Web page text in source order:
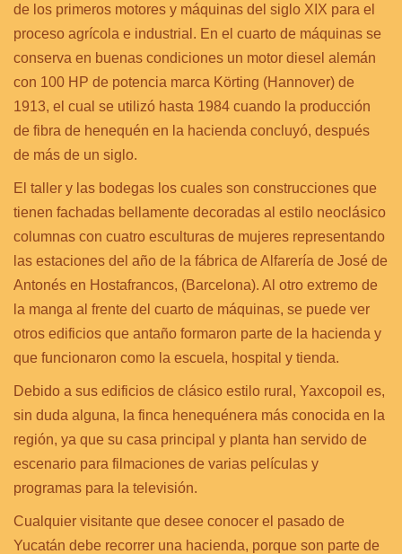
de los primeros motores y máquinas del siglo XIX para el
proceso agrícola e industrial. En el cuarto de máquinas se
conserva en buenas condiciones un motor diesel alemán
con 100 HP de potencia marca Körting (Hannover) de
1913, el cual se utilizó hasta 1984 cuando la producción
de fibra de henequén en la hacienda concluyó, después
de más de un siglo.
El taller y las bodegas los cuales son construcciones que
tienen fachadas bellamente decoradas al estilo neoclásico
columnas con cuatro esculturas de mujeres representando
las estaciones del año de la fábrica de Alfarería de José de
Antonés en Hostafrancos, (Barcelona). Al otro extremo de
la manga al frente del cuarto de máquinas, se puede ver
otros edificios que antaño formaron parte de la hacienda y
que funcionaron como la escuela, hospital y tienda.
Debido a sus edificios de clásico estilo rural, Yaxcopoil es,
sin duda alguna, la finca henequénera más conocida en la
región, ya que su casa principal y planta han servido de
escenario para filmaciones de varias películas y
programas para la televisión.
Cualquier visitante que desee conocer el pasado de
Yucatán debe recorrer una hacienda, porque son parte de